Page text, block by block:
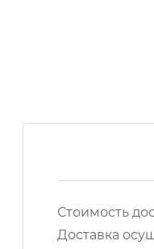
Стоимость
Доставка